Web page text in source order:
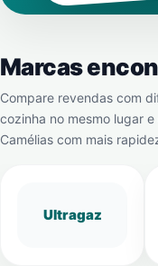
Marcas
Compare revendas com
cozinha no mesmo lugar
Camélias com mais
Ultragaz